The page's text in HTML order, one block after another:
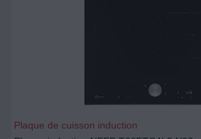
Plaque de cuisson induction